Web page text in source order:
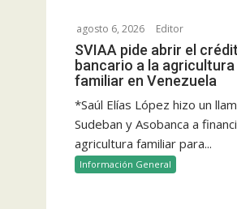
ó
n
d
e
n
t
agosto 6, 2026 Editor
SVIAA pide abrir el
bancario a la agricultura
familiar en Venezuela
*Saúl Elías López hizo un
Sudeban y Asobanca a
agricultura familiar para...
Información General